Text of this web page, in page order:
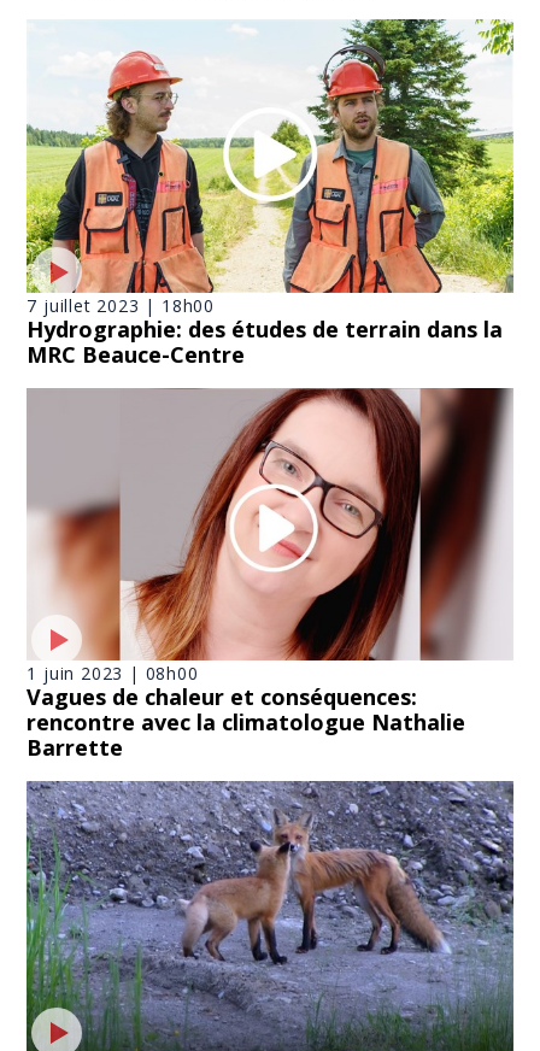
7 juillet 2023 | 18h00
Hydrographie: des études de terrain dans la
MRC Beauce-Centre
1 juin 2023 | 08h00
Vagues de chaleur et conséquences:
rencontre avec la climatologue Nathalie
Barrette